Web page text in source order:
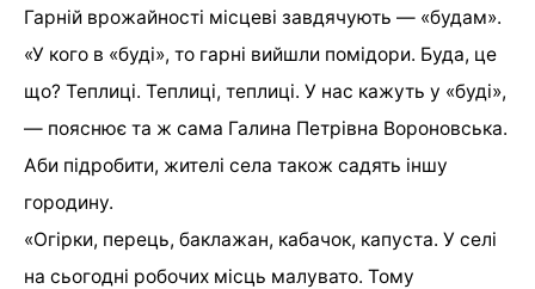
Гарній врожайності місцеві завдячують — «будам».
«У кого в «буді», то гарні вийшли помідори. Буда, це
що? Теплиці. Теплиці, теплиці. У нас кажуть у «буді»,
— пояснює та ж сама Галина Петрівна Вороновська.
Аби підробити, жителі села також садять іншу
городину.
«Огірки, перець, баклажан, кабачок, капуста. У селі
на сьогодні робочих місць малувато. Тому